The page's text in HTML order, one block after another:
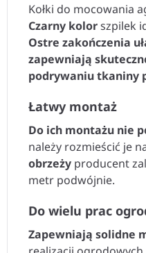
Kołki do mocowania
Czarny kolorszpilek
Ostre zakończenia
zapewniają
podrywaniu tkaniny
Łatwy montaż
Do ich montażu nie
należy rozmieścić je
obrzeży producent
metr podwójnie.
Do wielu prac
Zapewniają solidne